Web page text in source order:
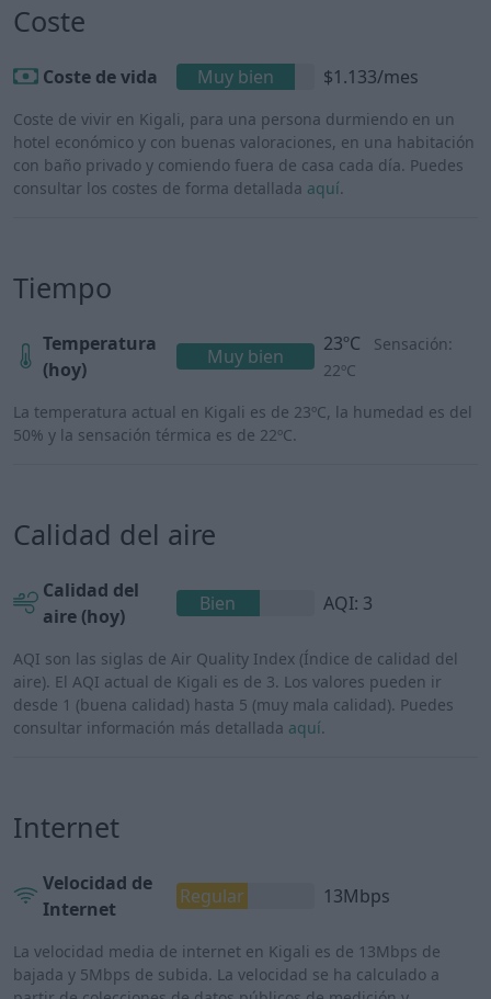
Coste
Coste de vida Muy bien $1.133/mes
Coste de vivir en Kigali, para una persona durmiendo en un
hotel económico y con buenas valoraciones, en una habitación
con baño privado y comiendo fuera de casa cada día. Puedes
consultar los costes de forma detallada aquí.
Tiempo
Temperatura
(hoy)
Muy bien
23ºC
Sensación:
22ºC
La temperatura actual en Kigali es de 23ºC, la humedad es del
50% y la sensación térmica es de 22ºC.
Calidad del aire
Calidad del
aire (hoy)
Bien AQI: 3
AQI son las siglas de Air Quality Index (Índice de calidad del
aire). El AQI actual de Kigali es de 3. Los valores pueden ir
desde 1 (buena calidad) hasta 5 (muy mala calidad). Puedes
consultar información más detallada aquí.
Internet
Velocidad de
Internet
Regular 13Mbps
La velocidad media de internet en Kigali es de 13Mbps de
bajada y 5Mbps de subida. La velocidad se ha calculado a